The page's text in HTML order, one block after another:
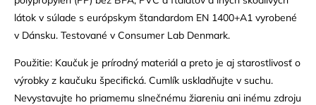
látok v súlade s európskym štandardom EN 1400+A1 vyrobené
v Dánsku. Testované v Consumer Lab Denmark.
Použitie: Kaučuk je prírodný materiál a preto je aj starostlivosť o
výrobky z kaučuku špecifická. Cumlík uskladňujte v suchu.
Nevystavujte ho priamemu slnečnému žiareniu ani inému zdroju